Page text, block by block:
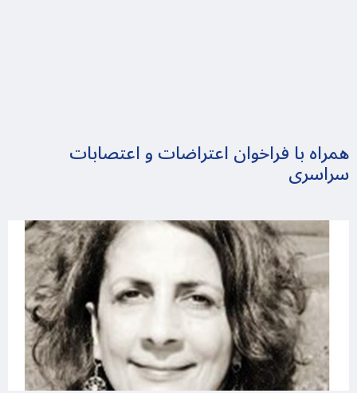
همراه با فراخوان اعتراضات و اعتصابات
سراسری